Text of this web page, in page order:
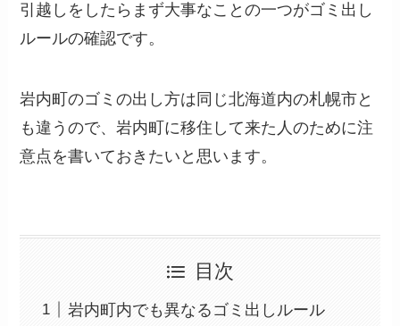
引越しをしたらまず大事なことの一つがゴミ出し
ルールの確認です。
岩内町のゴミの出し方は同じ北海道内の札幌市と
も違うので、岩内町に移住して来た人のために注
意点を書いておきたいと思います。
目次
岩内町内でも異なるゴミ出しルール